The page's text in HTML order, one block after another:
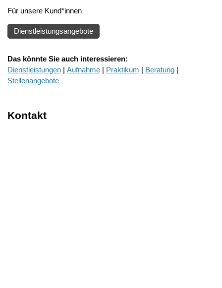
Für unsere Kund*innen
Dienstleistungsangebote
Das könnte Sie auch interessieren:
Dienstleistungen | Aufnahme | Praktikum | Beratung |
Stellenangebote
Kontakt